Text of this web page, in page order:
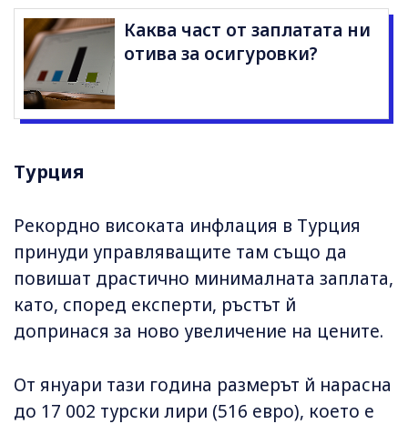
Каква част от заплатата ни
отива за осигуровки?
Турция
Рекордно високата инфлация в Турция
принуди управляващите там също да
повишат драстично минималната заплата,
като, според експерти, ръстът й
допринася за ново увеличение на цените.
От януари тази година размерът й нарасна
до 17 002 турски лири (516 евро), което е